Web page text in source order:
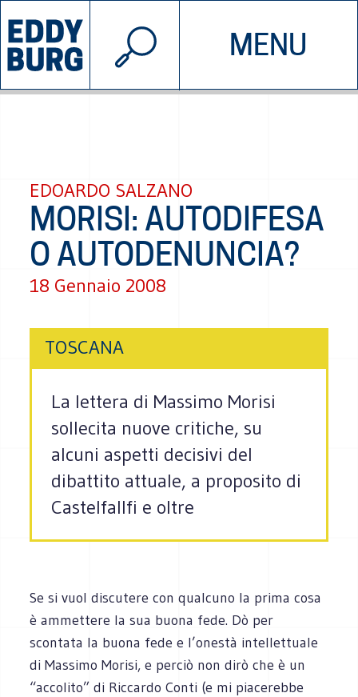
MENU
INIZIATIVE CHI SIAMO
© 2026 EDDYBURG
EDOARDO SALZANO
MORISI: AUTODIFESA
O AUTODENUNCIA?
18 Gennaio 2008
TOSCANA
La lettera di Massimo Morisi
sollecita nuove critiche, su
alcuni aspetti decisivi del
dibattito attuale, a proposito di
Castelfallfi e oltre
Se si vuol discutere con qualcuno la prima cosa
è ammettere la sua buona fede. Dò per
scontata la buona fede e l’onestà intellettuale
di Massimo Morisi, e perciò non dirò che è un
“accolito” di Riccardo Conti (e mi piacerebbe